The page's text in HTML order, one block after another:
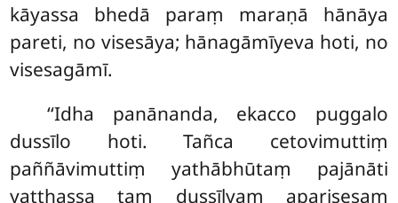
kāyassa bhedā paraṃ maraṇā hānāya
pareti, no visesāya; hānagāmīyeva hoti, no
visesagāmī.
‘‘Idha panānanda, ekacco puggalo
dussīlo hoti. Tañca cetovimuttiṃ
paññāvimuttiṃ yathābhūtaṃ pajānāti
yatthassataṃ dussīlyaṃ aparisesaṃ